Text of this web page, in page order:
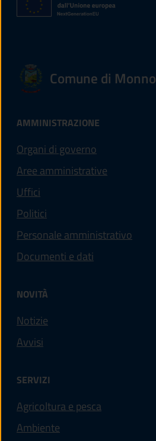
Comune di Monno
AMMINISTRAZIONE
Organi di governo
Aree amministrative
Uffici
Politici
Personale amministrativo
Documenti e dati
NOVITÀ
Notizie
Avvisi
SERVIZI
Agricoltura e pesca
Ambiente